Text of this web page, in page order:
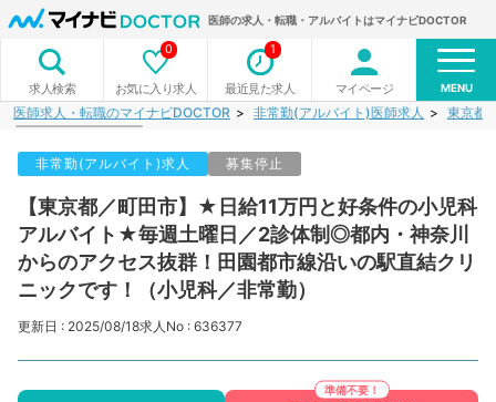
医師の求人・転職・アルバイトはマイナビDOCTOR
求人検索 お気に入り求人
0
最近見た求人
1
マイページ MENU
医師求人・転職のマイナビDOCTOR 非常勤(アルバイト)医師求人 東京都
非常勤(アルバイト)求人 募集停止
【東京都／町田市】★日給11万円と好条件の小児科
アルバイト★毎週土曜日／2診体制◎都内・神奈川
からのアクセス抜群！田園都市線沿いの駅直結クリ
ニックです！（小児科／非常勤）
更新日 : 2025/08/18求人No : 636377